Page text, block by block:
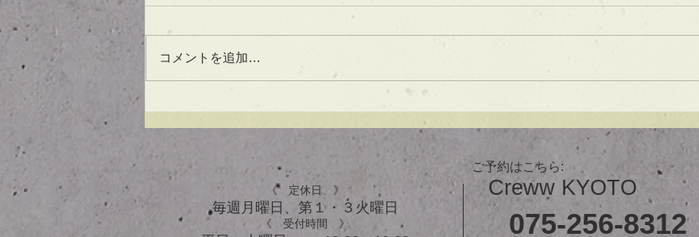
バスオイル★
で貴方だけのまとまるボブを提供
い♪ 【ご予約に関して】 平日は比
較的ご予約に空きがあります。
メニューが決まらない方はご相談
クーポンをご活用下さいませ。...
ュ
コメントを追加…
ご予約はこちら:
《 定休日 》
毎週月曜日、​第１・３火曜日
《 受付時間 》
Creww KYOTO
075-256-8312